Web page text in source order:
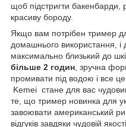
щоб підстригти бакенбарди,
красиву бороду.
Якщо вам потрібен тример
домашнього використання, і
максимально близький до
більше 2 годин , зручна
промивати під водою і все
Kemei стане для вас
те, що тример новинка для
завоювати американський
відгуків завдяки чудовій